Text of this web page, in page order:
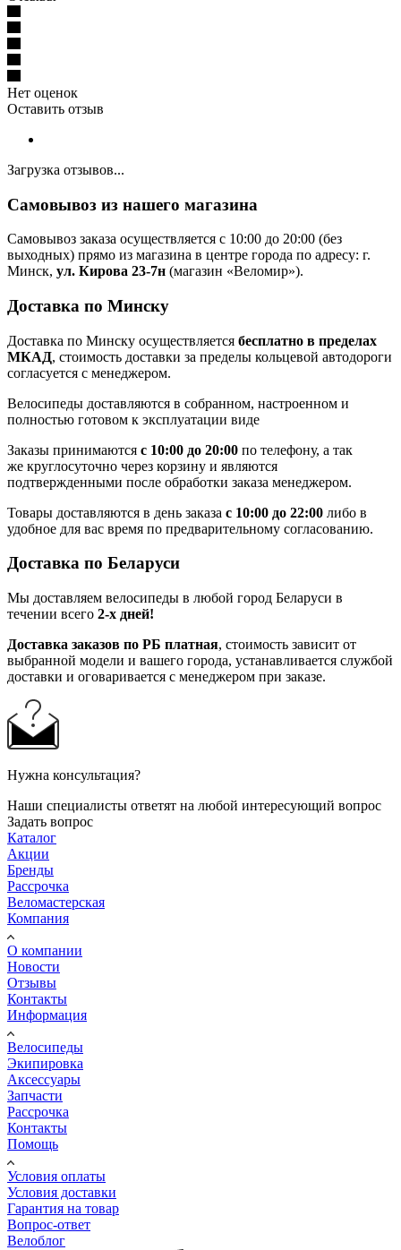
Нет оценок
Оставить отзыв
Загрузка отзывов...
Самовывоз из нашего магазина
Самовывоз заказа осуществляется с 10:00 до 20:00 (без
выходных) прямо из магазина в центре города по адресу: г.
Минск, ул. Кирова 23-7н (магазин «Веломир»).
Доставка по Минску
Доставка по Минску осуществляется бесплатно в пределах
МКАД, стоимость доставки за пределы кольцевой автодороги
согласуется с менеджером.
Велосипеды доставляются в собранном, настроенном и
полностью готовом к эксплуатации виде
Заказы принимаются с 10:00 до 20:00 по телефону, а так
же круглосуточно через корзину и являются
подтвержденными после обработки заказа менеджером.
Товары доставляются в день заказа с 10:00 до 22:00 либо в
удобное для вас время по предварительному согласованию.
Доставка по Беларуси
Мы доставляем велосипеды в любой город Беларуси в
течении всего 2-х дней!
Доставка заказов по РБ платная, стоимость зависит от
выбранной модели и вашего города, устанавливается службой
доставки и оговаривается с менеджером при заказе.
Нужна консультация?
Наши специалисты ответят на любой интересующий вопрос
Задать вопрос
Каталог
Акции
Бренды
Рассрочка
Веломастерская
Компания
О компании
Новости
Отзывы
Контакты
Информация
Велосипеды
Экипировка
Аксессуары
Запчасти
Рассрочка
Контакты
Помощь
Условия оплаты
Условия доставки
Гарантия на товар
Вопрос-ответ
Велоблог